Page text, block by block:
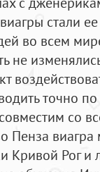
стали
во всем
не
точно
со
виагра
Рог и